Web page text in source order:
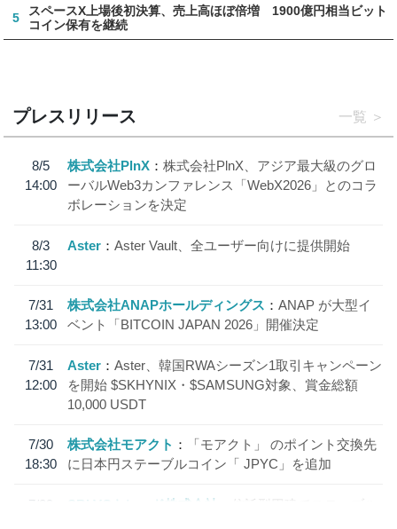
5
スペースX上場後初決算、売上高ほぼ倍増 1900億円相当ビット
コイン保有を継続
プレスリリース 一覧
8/5
14:00
株式会社PlnX
株式会社PlnX、アジア最大級のグロ
ーバルWeb3カンファレンス「WebX2026」とのコラ
ボレーションを決定
8/3
11:30
Aster Aster Vault、全ユーザー向けに提供開始
7/31
13:00
株式会社ANAPホールディングス
ANAP が大型イ
ベント「BITCOIN JAPAN 2026」開催決定
7/31
12:00
Aster
Aster、韓国RWAシーズン1取引キャンペーン
を開始 $SKHYNIX・$SAMSUNG対象、賞金総額
10,000 USDT
7/30
18:30
株式会社モアクト
「モアクト」 のポイント交換先
に日本円ステーブルコイン「 JPYC」を追加
7/29
SBI VCトレード株式会社
信託型円建てステーブル